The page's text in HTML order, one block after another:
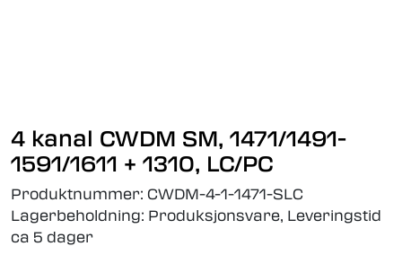
4 kanal CWDM SM, 1471/1491-
1591/1611 + 1310, LC/PC
Produktnummer: CWDM-4-1-1471-SLC
Lagerbeholdning: Produksjonsvare, Leveringstid
ca 5 dager